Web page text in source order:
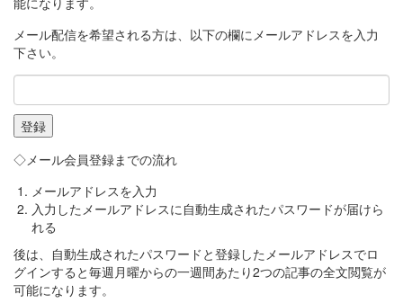
メール配信を希望される方は、以下の欄にメールアドレスを入力
下さい。
◇メール会員登録までの流れ
メールアドレスを入力
入力したメールアドレスに自動生成されたパスワードが届けら
れる
後は、自動生成されたパスワードと登録したメールアドレスでロ
グインすると毎週月曜からの一週間あたり2つの記事の全文閲覧が
可能になります。